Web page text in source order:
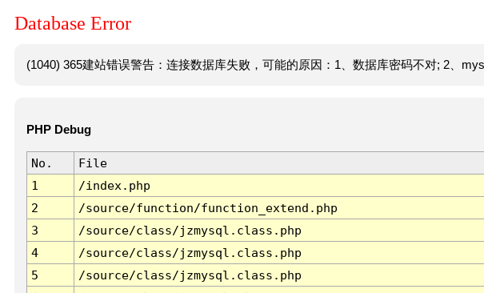
Database Error
(1040) 365建站错误警告：连接数据库失败，可能的原因：1、数据库密码不对; 2、
PHP Debug
No. File
1
/index.php
2
/source/function/function_extend.php
3
/source/class/jzmysql.class.php
4
/source/class/jzmysql.class.php
5
/source/class/jzmysql.class.php